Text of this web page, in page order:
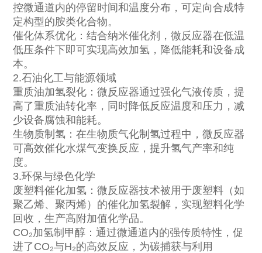
控微通道内的停留时间和温度分布，可定向合成特
定构型的胺类化合物。
催化体系优化：结合纳米催化剂，微反应器在低温
低压条件下即可实现高效加氢，降低能耗和设备成
本。
2.石油化工与能源领域
重质油加氢裂化：微反应器通过强化气液传质，提
高了重质油转化率，同时降低反应温度和压力，减
少设备腐蚀和能耗。
生物质制氢：在生物质气化制氢过程中，微反应器
可高效催化水煤气变换反应，提升氢气产率和纯
度。
3.环保与绿色化学
废塑料催化加氢：微反应器技术被用于废塑料（如
聚乙烯、聚丙烯）的催化加氢裂解，实现塑料化学
回收，生产高附加值化学品。
CO₂加氢制甲醇：通过微通道内的强传质特性，促
进了CO₂与H₂的高效反应，为碳捕获与利用